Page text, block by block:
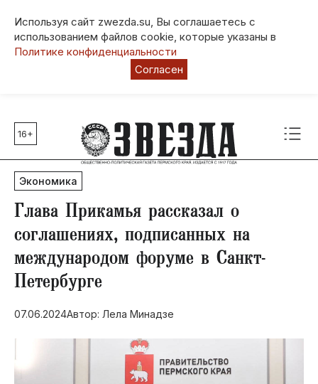
Используя сайт zwezda.su, Вы соглашаетесь с
использованием файлов cookie, которые указаны в
Политике конфиденциальности
Согласен
Главные темы
80 лет Победы
Молодежная столица РФ
СВО
Социальная поддержка
Инфраструктура
Благоустройство
16+
Экономика
Глава Прикамья рассказал о
соглашениях, подписанных на
международом форуме в Санкт-
Петербурге
07.06.2024Автор: Лела Минадзе